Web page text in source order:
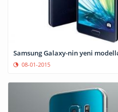
Samsung Galaxy-nin yeni
08-01-2015